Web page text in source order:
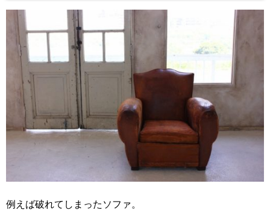
例えば破れてしまったソファ。